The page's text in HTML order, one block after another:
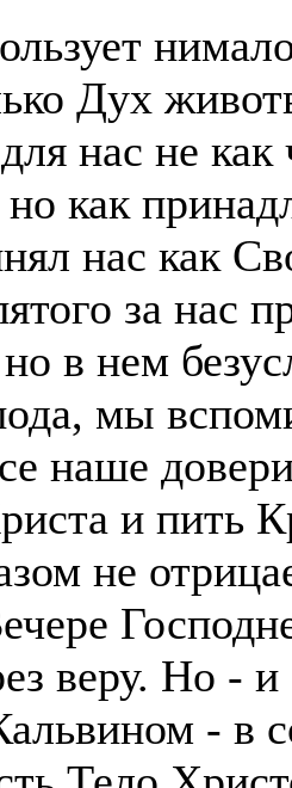
Дух
нас не
но как
нас как
за нас
в нем
мы
наше
и пить
не
веру. Но - и
- в